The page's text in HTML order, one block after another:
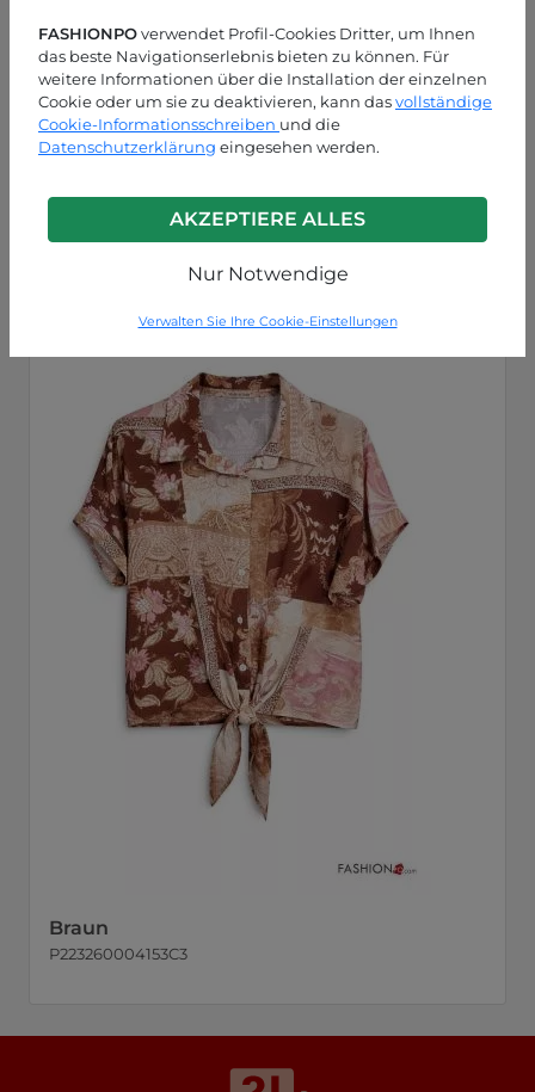
FASHIONPOverwendet Profil-Cookies Dritter, um Ihnen
das beste Navigationserlebnis bieten zu können. Für
weitere Informationen über die Installation der einzelnen
Cookie oder um sie zu deaktivieren, kann dasvollständige
Cookie-Informationsschreiben und die
Datenschutzerklärung eingesehen werden.
AKZEPTIERE ALLES
Nur Notwendige
Verwalten Sie Ihre Cookie-Einstellungen
Braun
P223260004153C3